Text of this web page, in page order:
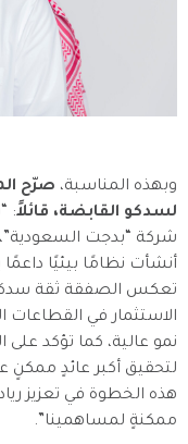
وبهذه المناسبة، صرّح
لسدكو القابضة، قائلاً:
شركة “بدجت السعودية”،
أنشأت نظامًا بيئيًا
تعكس الصفقة ثقة
الاستثمار في القطاعات
نمو عالية، كما تؤكد على
لتحقيق أكبر عائدٍ ممكنٍ
هذه الخطوة في تعزيز
ممكنةٍ لمساهمينا”.